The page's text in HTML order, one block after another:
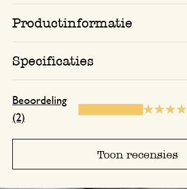
Productinformatie
Specificaties
Beoordeling
(2)
Toon recensies